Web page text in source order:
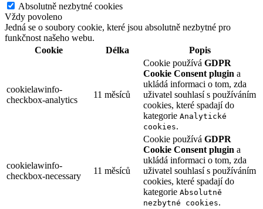
Absolutně nezbytné cookies
Vždy povoleno
Jedná se o soubory cookie, které jsou absolutně nezbytné pro
funkčnost našeho webu.
Cookie
Délka Popis
cookielawinfo-
checkbox-analytics
11 měsíců
Cookie používá GDPR
Cookie Consent plugin a
ukládá informaci o tom, zda
uživatel souhlasí s používáním
cookies, které spadají do
kategorie Analytické
cookies.
cookielawinfo-
checkbox-necessary
11 měsíců
Cookie používá GDPR
Cookie Consent plugin a
ukládá informaci o tom, zda
uživatel souhlasí s používáním
cookies, které spadají do
kategorie Absolutně
nezbytné cookies.